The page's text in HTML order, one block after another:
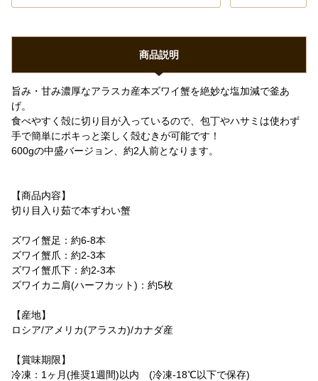
商品説明
旨み・甘み濃厚なアラスカ産本ズワイ蟹を絶妙な塩加減で釜あ
げ。
食べやすく殻に切り目が入っているので、包丁やハサミは使わず
手で簡単にポキっと楽しく殻むきが可能です！
600gの中盛バージョン、約2人前となります。
【商品内容】
切り目入り茹で本ずわい蟹
ズワイ蟹足：約6-8本
ズワイ蟹爪：約2-3本
ズワイ蟹爪下：約2-3本
ズワイカニ肩(ハーフカット)：約5枚
【産地】
ロシア/アメリカ(アラスカ)/カナダ産
【賞味期限】
冷凍：1ヶ月(推奨1週間)以内 (冷凍-18℃以下で保存)